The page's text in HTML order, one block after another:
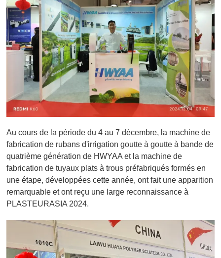
Au cours de la période du 4 au 7 décembre, la machine de
fabrication de rubans d'irrigation goutte à goutte à bande de
quatrième génération de HWYAA et la machine de
fabrication de tuyaux plats à trous préfabriqués formés en
une étape, développées cette année, ont fait une apparition
remarquable et ont reçu une large reconnaissance à
PLASTEURASIA 2024.